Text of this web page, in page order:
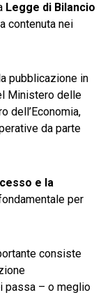
Legge di Bilancio
contenuta nei
pubblicazione in
Ministero delle
dell’Economia,
da parte
e la
per
consiste
passa – o meglio